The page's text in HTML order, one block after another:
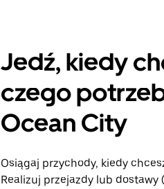
Jedź, kiedy
czego
Ocean City
Osiągaj przychody, kiedy
Realizuj przejazdy lub